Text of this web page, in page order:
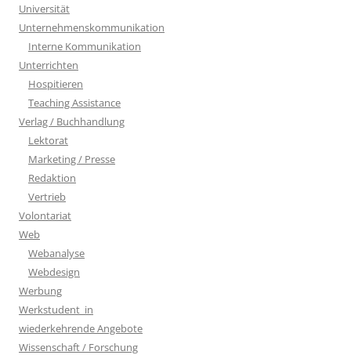
Universität
Unternehmenskommunikation
Interne Kommunikation
Unterrichten
Hospitieren
Teaching Assistance
Verlag / Buchhandlung
Lektorat
Marketing / Presse
Redaktion
Vertrieb
Volontariat
Web
Webanalyse
Webdesign
Werbung
Werkstudent_in
wiederkehrende Angebote
Wissenschaft / Forschung